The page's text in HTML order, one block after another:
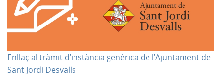
Enllaç al tràmit d’instància genèrica de l’Ajuntament de
Sant Jordi Desvalls